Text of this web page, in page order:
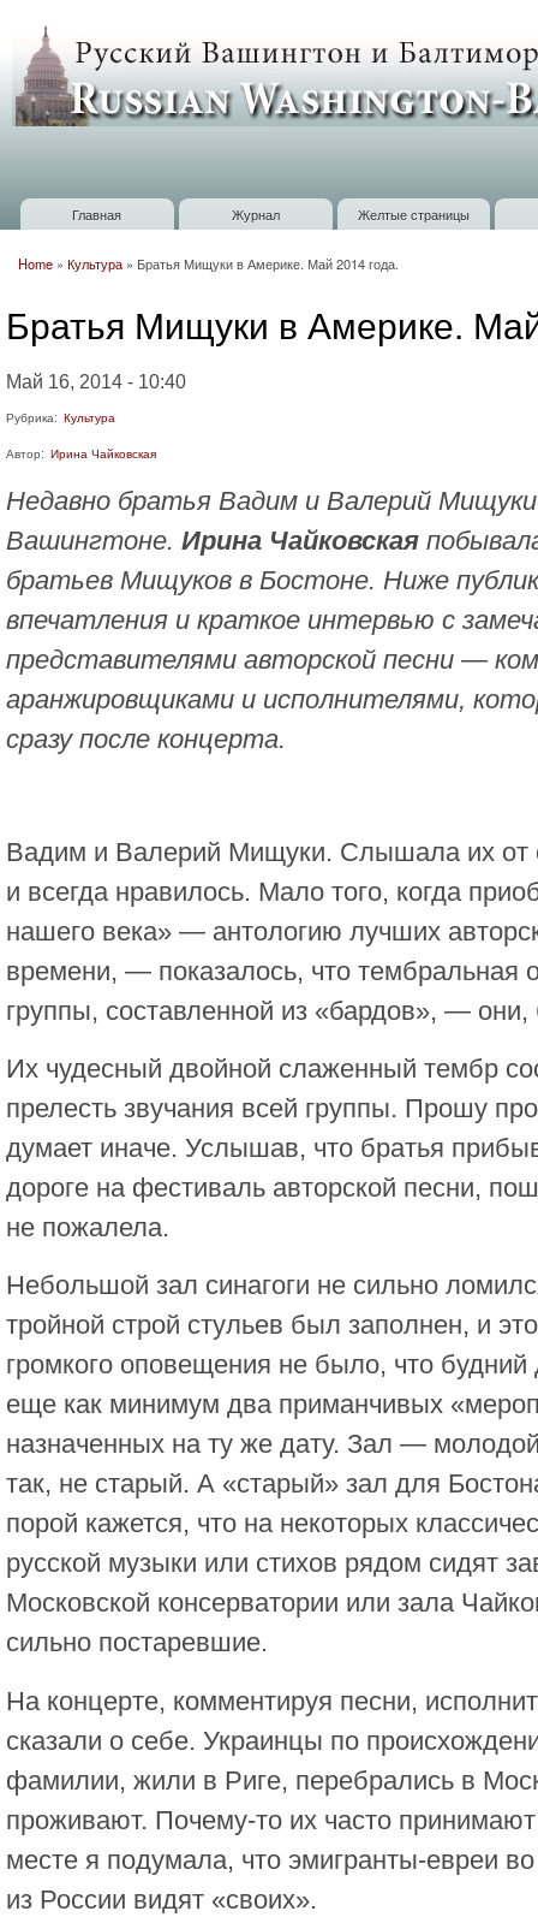
Russian
Washington
Baltimore
Главное меню
Главная Журнал Желтые страницы
Home » Культура » Братья Мищуки в Америке. Май 2014 года.
Братья Мищуки в Америке.
Май 16, 2014 - 10:40
Рубрика: Культура
Автор: Ирина Чайковская
Недавно братья Вадим и Валерий
Вашингтоне. Ирина Чайковская
братьев Мищуков в Бостоне. Ниже
впечатления и краткое интервью с
представителями авторской песни —
аранжировщиками и исполнителями,
сразу после концерта.
Вадим и Валерий Мищуки. Слышала их от
и всегда нравилось. Мало того, когда
нашего века» — антологию лучших
времени, — показалось, что тембральная
группы, составленной из «бардов», —
Их чудесный двойной слаженный тембр
прелесть звучания всей группы. Прошу
думает иначе. Услышав, что братья
дороге на фестиваль авторской песни,
не пожалела.
Небольшой зал синагоги не сильно
тройной строй стульев был заполнен, и
громкого оповещения не было, что будний
еще как минимум два приманчивых
назначенных на ту же дату. Зал —
так, не старый. А «старый» зал для
порой кажется, что на некоторых
русской музыки или стихов рядом сидят
Московской консерватории или зала
сильно постаревшие.
На концерте, комментируя песни,
сказали о себе. Украинцы по
фамилии, жили в Риге, перебрались в
проживают. Почему-то их часто
месте я подумала, что эмигранты-евреи
из России видят «своих».